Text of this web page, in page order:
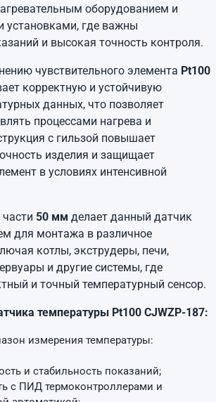
оборудованием и
установками, где важны
и высокая точность контроля.
чувствительного элемента Pt100
корректную и устойчивую
данных, что позволяет
процессами нагрева и
с гильзой повышает
изделия и защищает
в условиях интенсивной
50 мм делает данный датчик
для монтажа в различное
котлы, экструдеры, печи,
и другие системы, где
и точный температурный сенсор.
температуры Pt100 CJWZP-187:
измерения температуры:
и стабильность показаний;
с ПИД термоконтроллерами и